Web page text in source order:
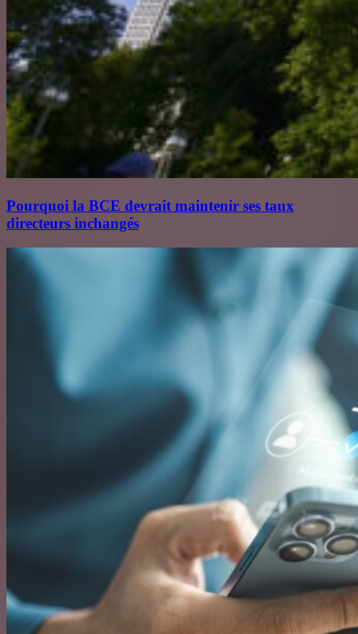
Pourquoi la BCE devrait maintenir ses taux
directeurs inchangés